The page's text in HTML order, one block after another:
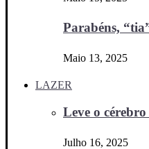
Parabéns,
Maio 13, 2025
LAZER
Leve o
Julho 16, 2025